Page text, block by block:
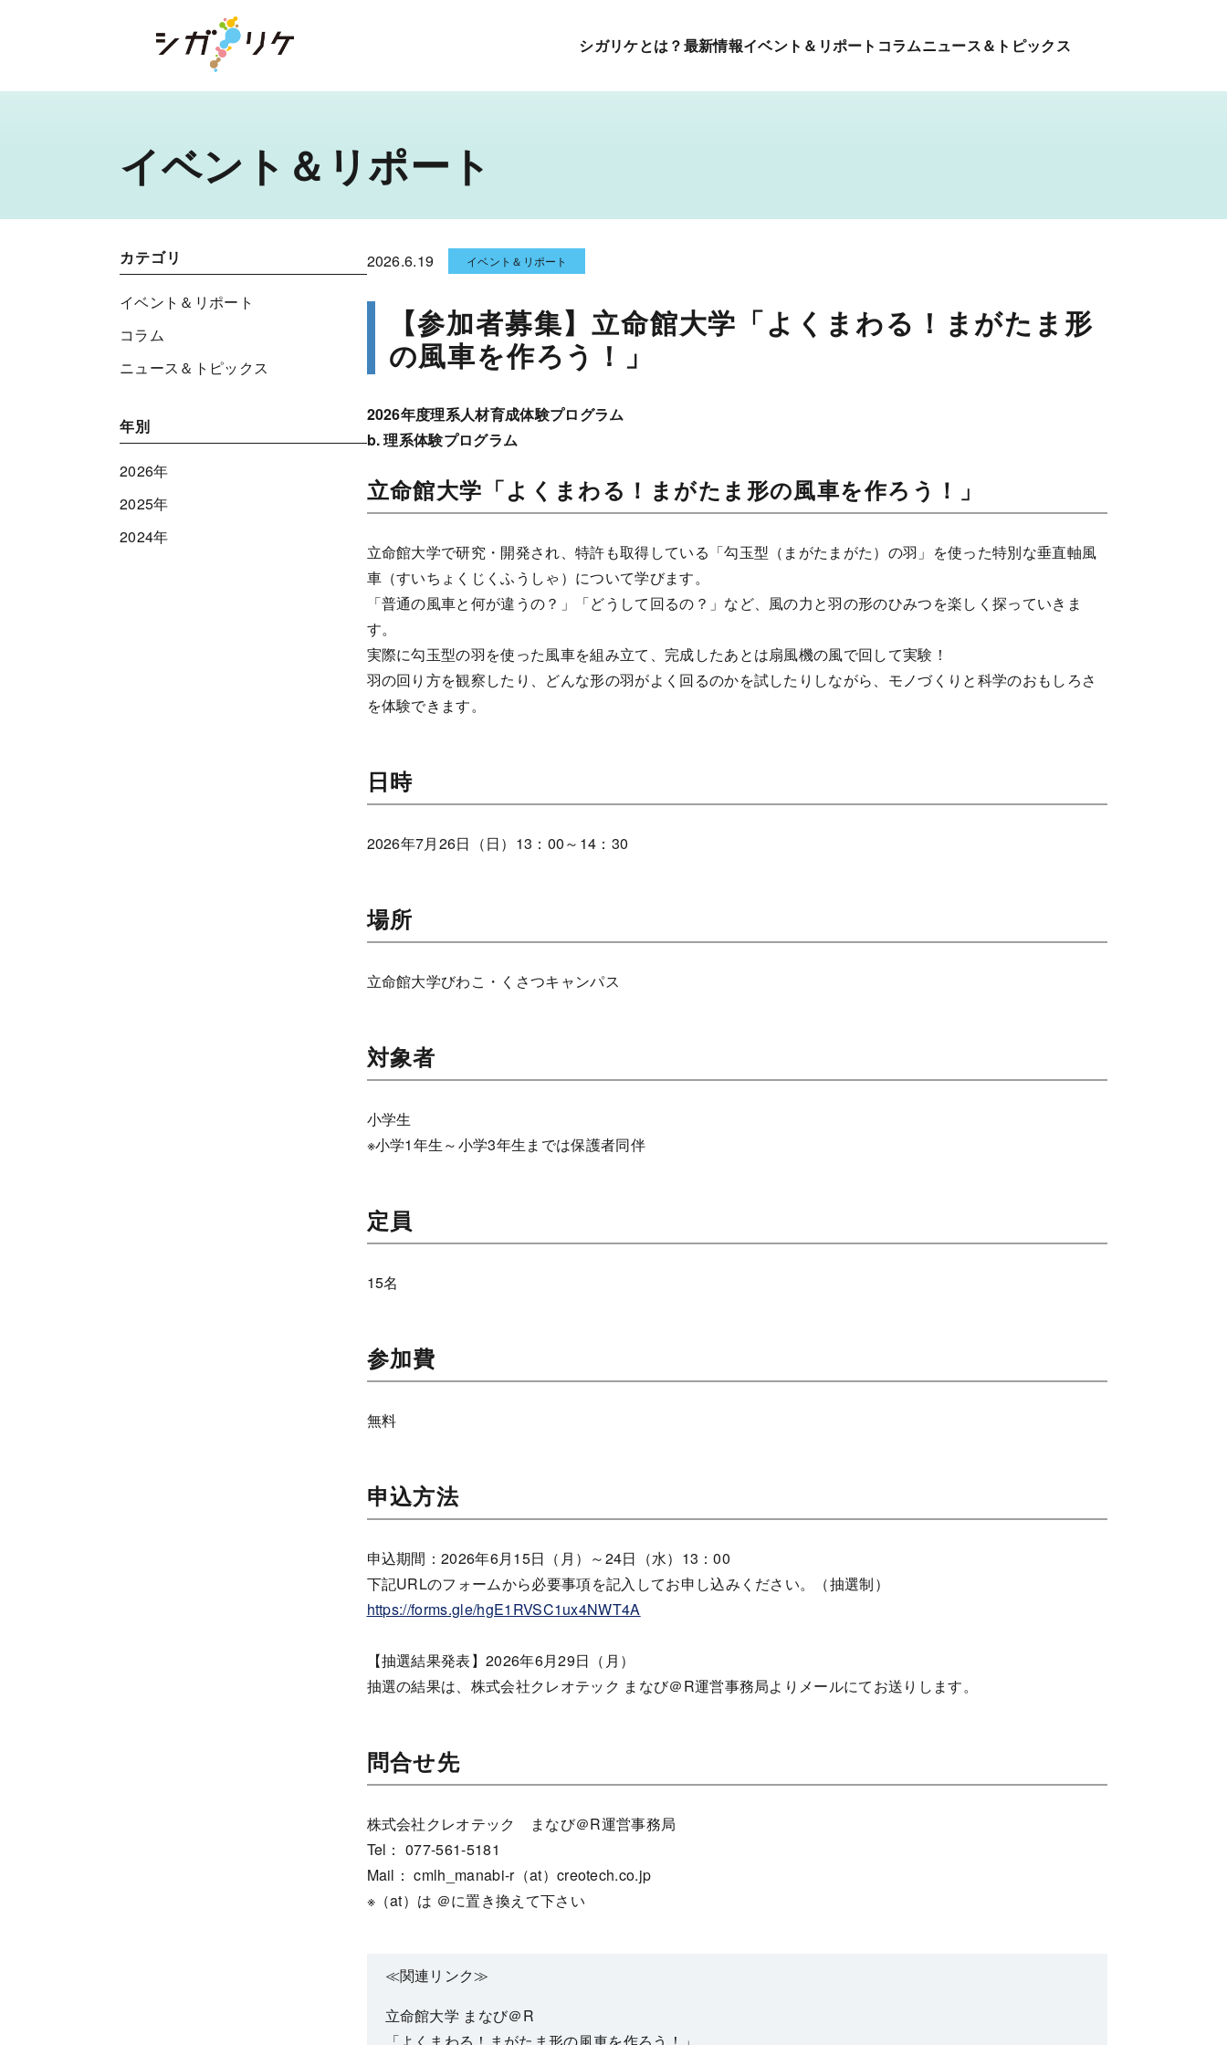
シガリケとは？最新情報イベント＆リポート コラムニュース＆トピックス
イベント＆リポート
カテゴリ
イベント＆リポート
コラム
ニュース＆トピックス
年別
2026年
2025年
2024年
2026.6.19 イベント＆リポート
【参加者募集】立命館大学「よくまわる！まがたま形
の風車を作ろう！」
2026年度理系人材育成体験プログラム
b. 理系体験プログラム
立命館大学「よくまわる！まがたま形の風車を作ろう！」
立命館大学で研究・開発され、特許も取得している「勾玉型（まがたまがた）の羽」を使った特別な垂直軸風
車（すいちょくじくふうしゃ）について学びます。
「普通の風車と何が違うの？」「どうして回るの？」など、風の力と羽の形のひみつを楽しく探っていきま
す。
実際に勾玉型の羽を使った風車を組み立て、完成したあとは扇風機の風で回して実験！
羽の回り方を観察したり、どんな形の羽がよく回るのかを試したりしながら、モノづくりと科学のおもしろさ
を体験できます。
日時
2026年7月26日（日）13：00～14：30
場所
立命館大学びわこ・くさつキャンパス
対象者
小学生
※小学1年生～小学3年生までは保護者同伴
定員
15名
参加費
無料
申込方法
申込期間：2026年6月15日（月）～24日（水）13：00
下記URLのフォームから必要事項を記入してお申し込みください。（抽選制）
https://forms.gle/hgE1RVSC1ux4NWT4A
【抽選結果発表】2026年6月29日（月）
抽選の結果は、株式会社クレオテック まなび＠R運営事務局よりメールにてお送りします。
問合せ先
株式会社クレオテック まなび＠R運営事務局
Tel： 077-561-5181
Mail： cmlh_manabi-r（at）creotech.co.jp
※（at）は ＠に置き換えて下さい
≪関連リンク≫
立命館大学 まなび＠R